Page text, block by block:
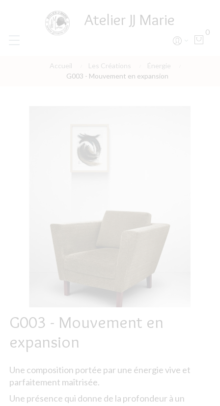
Atelier JJ Marie
0
Accueil Les Créations
Énergie
G003 - Mouvement en expansion
G003 - Mouvement en
expansion
Une composition portée par une énergie vive et
parfaitement maîtrisée.
Une présence qui donne de la profondeur à un